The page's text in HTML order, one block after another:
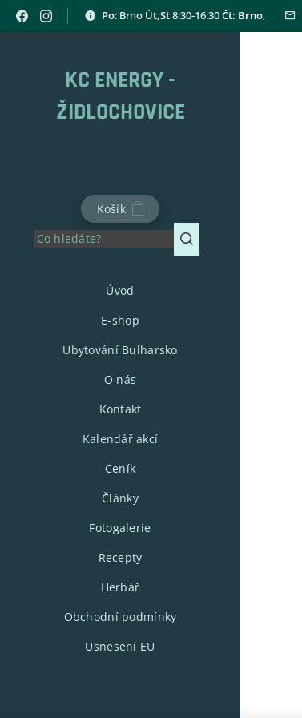
Po: Brno Út,St8:30-16:30Čt: Brno,
KC ENERGY -
ŽIDLOCHOVICE
Košík
Úvod
E-shop
Ubytování Bulharsko
O nás
Kontakt
Kalendář akcí
Ceník
Články
Fotogalerie
Recepty
Herbář
Obchodní podmínky
Usnesení EU